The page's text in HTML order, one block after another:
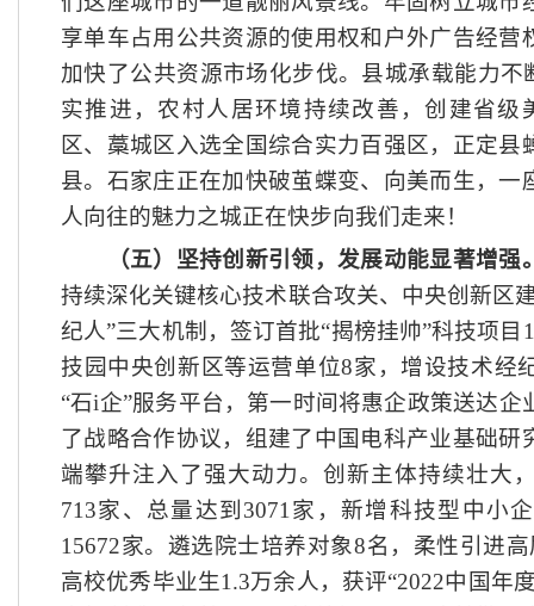
享单车占用公共资源的使用权和户外广告经营
加快了公共资源市场化步伐。县城承载能力不
实推进，农村人居环境持续改善，创建省级
区、藁城区入选全国综合实力百强区，正定县
县。石家庄正在加快破茧蝶变、向美而生，一
人向往的魅力之城正在快步向我们走来！
（五）坚持创新引领，发展动能显著增强
持续深化关键核心技术联合攻关、中央创新区
纪人”三大机制，签订首批“揭榜挂帅”科技项
技园中央创新区等运营单位8家，增设技术经
“石i企”服务平台，第一时间将惠企政策送达企
了战略合作协议，组建了中国电科产业基础研
端攀升注入了强大动力。创新主体持续壮大
713家、总量达到3071家，新增科技型中小
15672家。遴选院士培养对象8名，柔性引进
高校优秀毕业生1.3万余人，获评“2022中国年